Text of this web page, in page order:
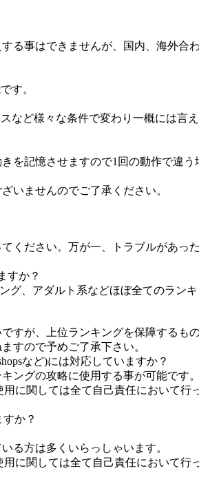
る事はできませんが、国内、海外合
す。
など様々な条件で変わり一概には言
記憶させますので1回の動作で違
いませんのでご了承ください。
ください。万が一、トラブルがあっ
すか？
グ、アダルト系などほぼ全てのラン
すが、上位ランキングを保障するも
すので予めご了承下さい。
など)には対応していますか？
ングの攻略に使用する事が可能です。
に関しては全て自己責任において
か？
る方は多くいらっしゃいます。
に関しては全て自己責任において